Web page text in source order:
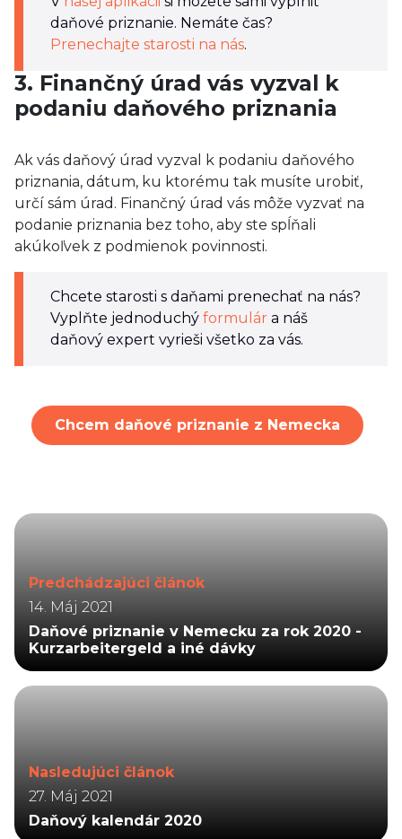
daňové priznanie. Nemáte čas?
Prenechajte starosti na nás.
3. Finančný úrad vás vyzval k
podaniu daňového priznania
Ak vás daňový úrad vyzval k podaniu daňového
priznania, dátum, ku ktorému tak musíte urobiť,
určí sám úrad. Finančný úrad vás môže vyzvať na
podanie priznania bez toho, aby ste spĺňali
akúkoľvek z podmienok povinnosti.
Chcete starosti s daňami prenechať na nás?
Vyplňte jednoduchý formulár a náš
daňový expert vyrieši všetko za vás.
Chcem daňové priznanie z Nemecka
Predchádzajúci článok
14. Máj 2021
Daňové priznanie v Nemecku za rok 2020 -
Kurzarbeitergeld a iné dávky
Nasledujúci článok
27. Máj 2021
Daňový kalendár 2020